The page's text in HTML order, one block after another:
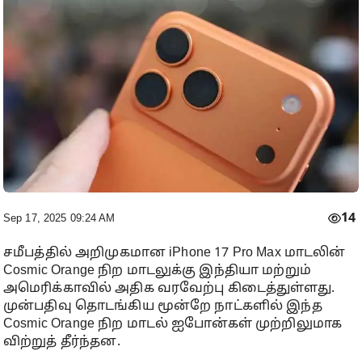
Sep 17, 2025 09:24 AM 14
சமீபத்தில் அறிமுகமான iPhone 17 Pro Max மாடலின்
Cosmic Orange நிற மாடலுக்கு இந்தியா மற்றும்
அமெரிக்காவில் அதிக வரவேற்பு கிடைத்துள்ளது.
முன்பதிவு தொடங்கிய மூன்றே நாட்களில் இந்த
Cosmic Orange நிற மாடல் ஐபோன்கள் முற்றிலுமாக
விற்றுத் தீர்ந்தன.